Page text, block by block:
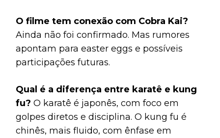
O filme tem conexão com Cobra Kai?
Ainda não foi confirmado. Mas rumores
apontam para easter eggs e possíveis
participações futuras.
Qual é a diferença entre karatê e kung
fu? O karatê é japonês, com foco em
golpes diretos e disciplina. O kung fu é
chinês, mais fluido, com ênfase em